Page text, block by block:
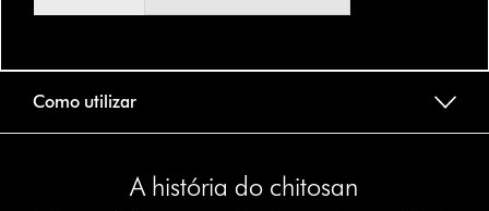
do
Como utilizar
A história do chitosan